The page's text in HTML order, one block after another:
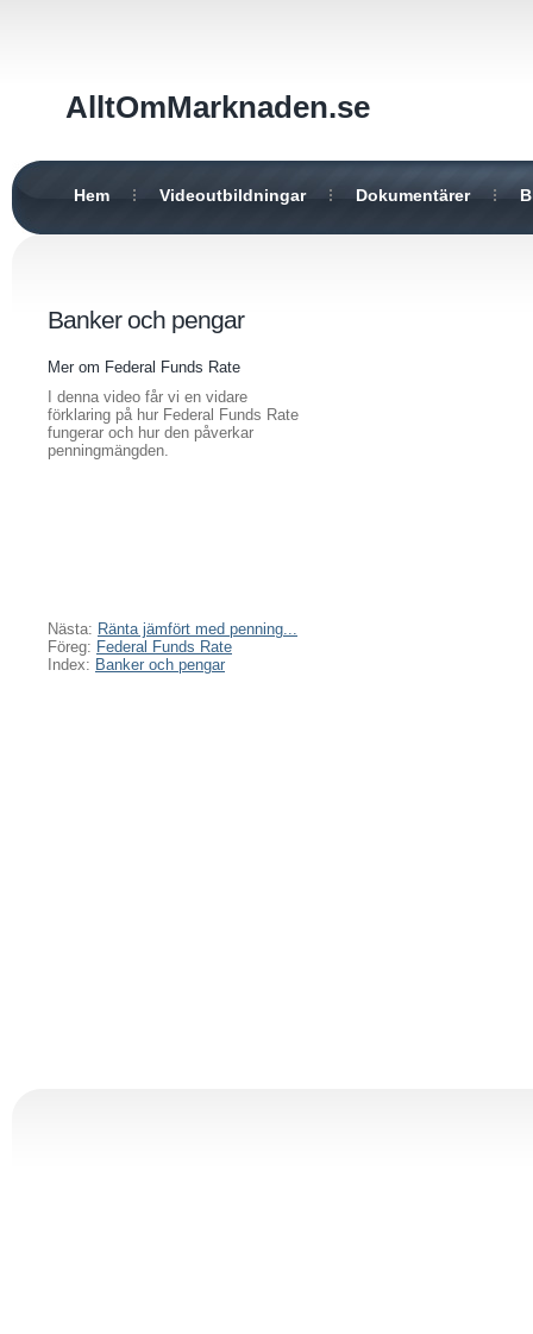
AlltOmMarknaden.se
Hem Videoutbildningar Dokumentärer
Banker och pengar
Mer om Federal Funds Rate
I denna video får vi en vidare
förklaring på hur Federal Funds Rate
fungerar och hur den påverkar
penningmängden.
Nästa: Ränta jämfört med penning...
Föreg: Federal Funds Rate
Index: Banker och pengar